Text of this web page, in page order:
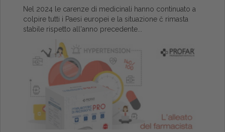
Nel 2024 le carenze di medicinali hanno continuato a
colpire tutti i Paesi europei e la situazione č rimasta
stabile rispetto all'anno precedente...